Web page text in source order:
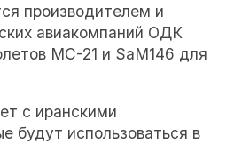
производителем и
авиакомпаний ОДК
МС-21 и SaM146 для
с иранскими
будут использоваться в